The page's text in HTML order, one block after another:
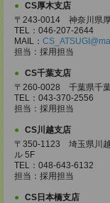
CS厚木支店
〒243-0014 神奈川県
TEL：046-207-2644
MAIL：
担当：採用担当
CS千葉支店
〒260-0028 千葉県千
TEL：043-370-2556
担当：採用担当
CS川越支店
〒350-1123 埼玉県川
ル 5F
TEL：048-643-6132
担当：採用担当
CS日本橋支店